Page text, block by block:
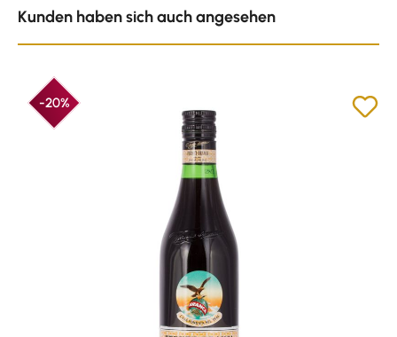
Kunden haben sich auch angesehen
-20%